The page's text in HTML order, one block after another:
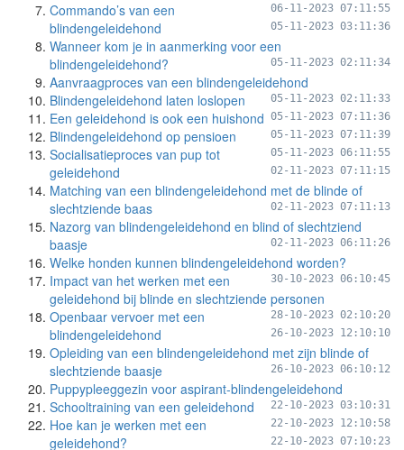
06-11-2023 07:11:55
Commando’s van een
blindengeleidehond
05-11-2023 03:11:36
Wanneer kom je in aanmerking voor een
blindengeleidehond?
05-11-2023 02:11:34
Aanvraagproces van een blindengeleidehond
05-11-2023 02:11:33
Blindengeleidehond laten loslopen
05-11-2023 07:11:36
Een geleidehond is ook een huishond
05-11-2023 07:11:39
Blindengeleidehond op pensioen
05-11-2023 06:11:55
Socialisatieproces van pup tot
geleidehond
02-11-2023 07:11:15
Matching van een blindengeleidehond met de blinde of
slechtziende baas
02-11-2023 07:11:13
Nazorg van blindengeleidehond en blind of slechtziend
baasje
02-11-2023 06:11:26
Welke honden kunnen blindengeleidehond worden?
30-10-2023 06:10:45
Impact van het werken met een
geleidehond bij blinde en slechtziende personen
28-10-2023 02:10:20
Openbaar vervoer met een
blindengeleidehond
26-10-2023 12:10:10
Opleiding van een blindengeleidehond met zijn blinde of
slechtziende baasje
26-10-2023 06:10:12
Puppypleeggezin voor aspirant-blindengeleidehond
22-10-2023 03:10:31
Schooltraining van een geleidehond
22-10-2023 12:10:58
Hoe kan je werken met een
geleidehond?
22-10-2023 07:10:23